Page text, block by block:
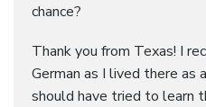
chance?
Thank you from Texas! I
German as I lived there as
should have tried to learn